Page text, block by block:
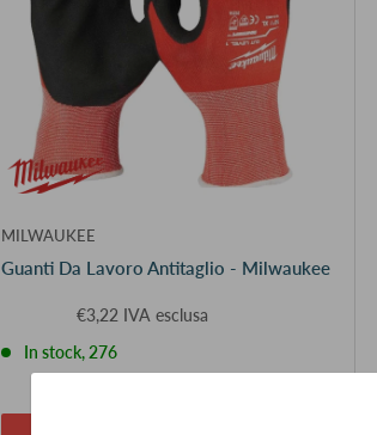
MILWAUKEE
Guanti Da Lavoro Antitaglio - Milwaukee
€3,22 IVA esclusa
In stock, 276